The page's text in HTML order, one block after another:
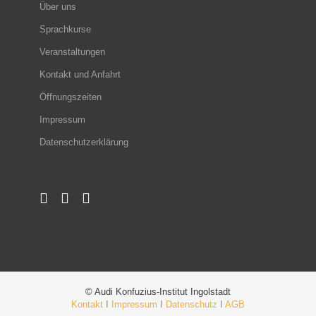
Über uns
Sprachkurse
Veranstaltungen
Kontakt und Anfahrt
Öffnungszeiten
Impressum
Datenschutzerklärung
© Audi Konfuzius-Institut Ingolstadt
Kontakt
Impressum Datenschutz AGB